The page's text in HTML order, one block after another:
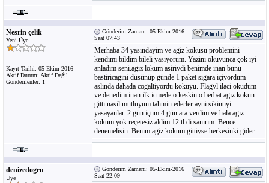
Nesrin çelik
Yeni Üye
Kayıt Tarihi: 05-Ekim-2016
Aktif Durum: Aktif Değil
Gönderilenler: 1
Gönderim Zamanı: 05-Ekim-2016
Saat 07:43
Merhaba 34 yasindayim ve agiz kokusu problemini
kendimi bildim bileli yasiyorum. Yazini okuyunca çok iyi
anladim seni.agiz lokum asiriydi benimde inan bunu
bastiricagini düsünüp günde 1 paket sigara içiyordum
aslinda dahada cogaltiyordu kokuyu. Flagyl ilaci okudum
ve denedim inan ilk icmede o keskin o berbat agiz kokun
gitti.nasil mutluyum tahmin ederler ayni sikintiyi
yasayanlar. 2 gün içtim 4 gün ara verdim ve hala agiz
kokum yok.reçetesiz aldim 12 tl di sanirim. Bence
denemelisin. Benim agiz kokum gittiyse herkesinki gider.
denizedogru
Üye
Gönderim Zamanı: 05-Ekim-2016
Saat 22:09